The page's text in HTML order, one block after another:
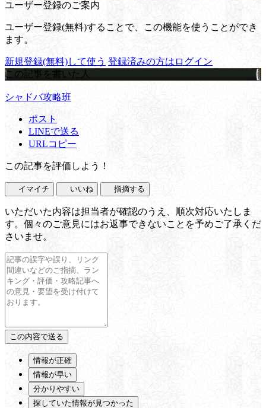
ユーザー登録のご案内
ユーザー登録(無料)することで、この機能を使うことができ
ます。
新規登録(無料)して使う 登録済みの方はログイン
この記事を書いた人
シャドバ攻略班
ポスト
LINEで送る
URLコピー
この記事を評価しよう！
イマイチ いいね 指摘する
いただいた内容は担当者が確認のうえ、順次対応いたしま
す。個々のご意見にはお返事できないことを予めご了承くだ
さいませ。
情報が正確
情報が早い
分かりやすい
探していた情報が見つかった